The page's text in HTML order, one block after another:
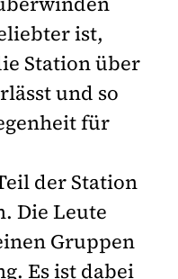
ist,
Station über
und so
für
der Station
Die Leute
Gruppen
Es ist dabei